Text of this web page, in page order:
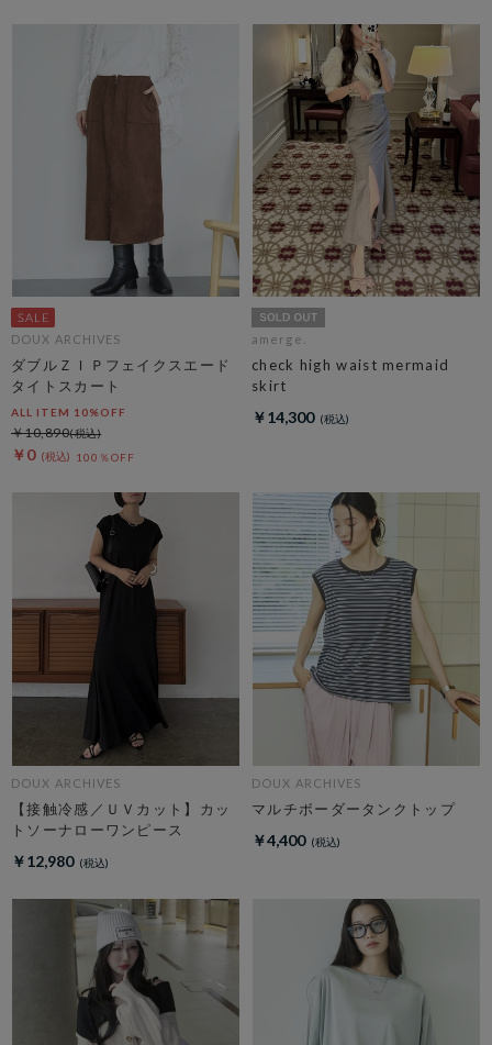
DOUX ARCHIVES
ダブルＺＩＰフェイクスエード
タイトスカート
ALL ITEM 10%OFF
￥0 100％OFF
￥10,890
amerge.
check high waist mermaid
skirt
￥14,300
DOUX ARCHIVES
【接触冷感／ＵＶカット】カッ
トソーナローワンピース
￥12,980
DOUX ARCHIVES
マルチボーダータンクトップ
￥4,400